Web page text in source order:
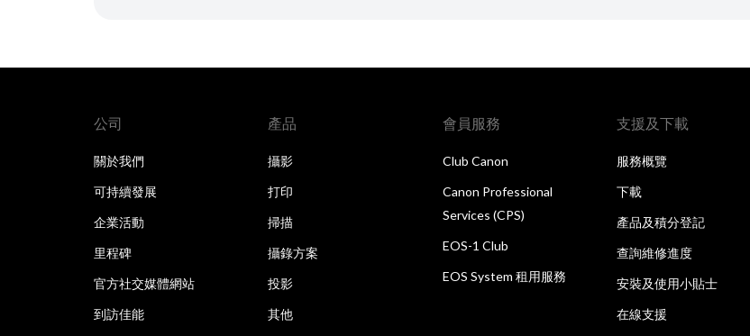
公司
關於我們
可持續發展
企業活動
里程碑
官方社交媒體網站
到訪佳能
產品
攝影
打印
掃描
攝錄方案
投影
其他
會員服務
Club Canon
Canon Professional
Services (CPS)
EOS-1 Club
EOS System 租用服務
支援及下載
服務概覽
下載
產品及積分登記
查詢維修進度
安裝及使用小貼士
在線支援